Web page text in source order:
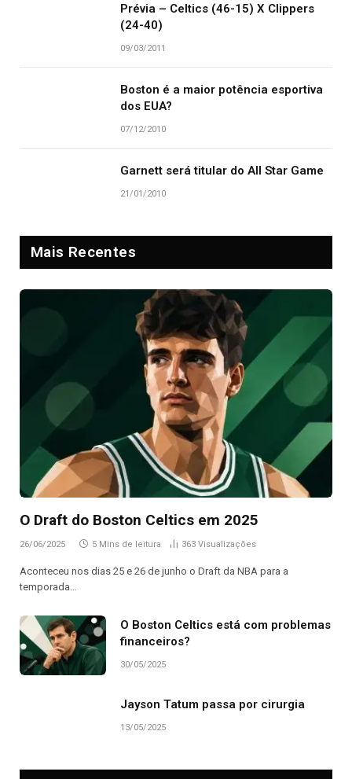
Prévia – Celtics (46-15) X Clippers
(24-40)
09/03/2011
Boston é a maior potência esportiva
dos EUA?
07/12/2010
Garnett será titular do All Star Game
21/01/2010
Mais Recentes
O Draft do Boston Celtics em 2025
26/06/2025 5 Mins de leitura 363 Visualizações
Aconteceu nos dias 25 e 26 de junho o Draft da NBA para a
temporada…
O Boston Celtics está com problemas
financeiros?
30/05/2025
Jayson Tatum passa por cirurgia
13/05/2025